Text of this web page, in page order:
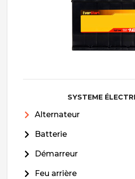
SYSTEME
Alternateur
Batterie
Démarreur
Feu arrière